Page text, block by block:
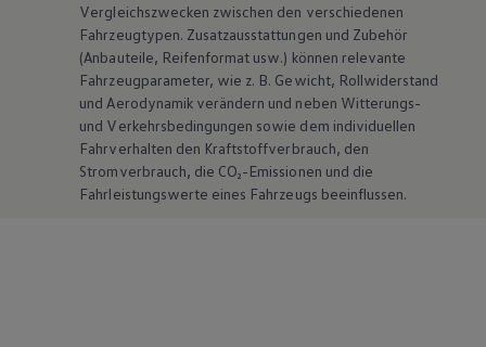
Vergleichszwecken zwischen den verschiedenen
Fahrzeugtypen. Zusatzausstattungen und Zubehör
(Anbauteile, Reifenformat usw.) können relevante
Fahrzeugparameter, wie z. B. Gewicht, Rollwiderstand
und Aerodynamik verändern und neben Witterungs-
und Verkehrsbedingungen sowie dem individuellen
Fahrverhalten den Kraftstoffverbrauch, den
Stromverbrauch, die CO₂-Emissionen und die
Fahrleistungswerte eines Fahrzeugs beeinflussen.